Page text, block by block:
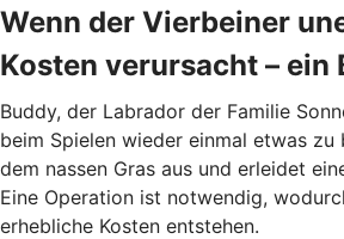
Wenn der Vierbeiner
Kosten verursacht – ein
Buddy, der Labrador der Familie
beim Spielen wieder einmal etwas
dem nassen Gras aus und erleidet
Eine Operation ist notwendig,
erhebliche Kosten entstehen.